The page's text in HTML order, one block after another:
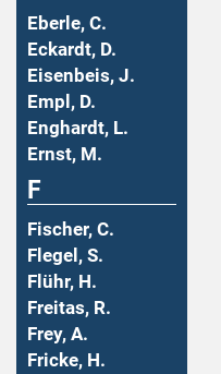
Eberle, C.
Eckardt, D.
Eisenbeis, J.
Empl, D.
Enghardt, L.
Ernst, M.
F
Fischer, C.
Flegel, S.
Flühr, H.
Freitas, R.
Frey, A.
Fricke, H.